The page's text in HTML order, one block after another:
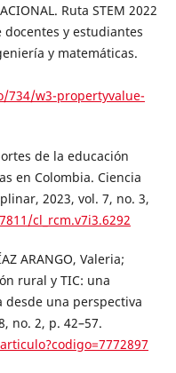
Ruta STEM 2022
y estudiantes
y matemáticas.
w3-propertyvalue-
de la educación
en Colombia. Ciencia
2023, vol. 7, no. 3,
cl_rcm.v7i3.6292
ARANGO, Valeria;
rural y TIC: una
una perspectiva
no. 2, p. 42–57.